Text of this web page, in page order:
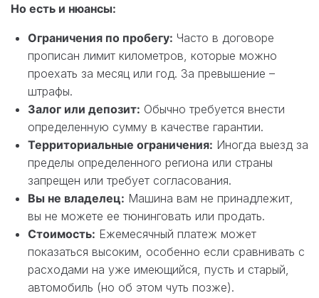
Но есть и нюансы:
Ограничения по пробегу: Часто в договоре
прописан лимит километров, которые можно
проехать за месяц или год. За превышение –
штрафы.
Залог или депозит: Обычно требуется внести
определенную сумму в качестве гарантии.
Территориальные ограничения: Иногда выезд за
пределы определенного региона или страны
запрещен или требует согласования.
Вы не владелец: Машина вам не принадлежит,
вы не можете ее тюнинговать или продать.
Стоимость: Ежемесячный платеж может
показаться высоким, особенно если сравнивать с
расходами на уже имеющийся, пусть и старый,
автомобиль (но об этом чуть позже).